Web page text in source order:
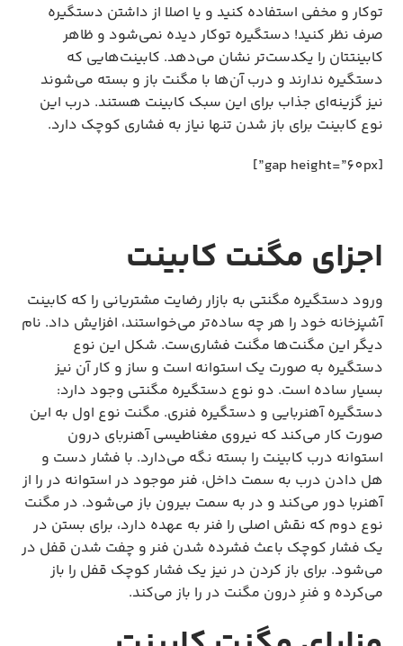
توکار و مخفی استفاده کنید و یا اصلا از داشتن دستگیره
صرف نظر کنید! دستگیره توکار دیده نمی‌شود و ظاهر
کابینتتان را یکدست‌تر نشان می‌دهد. کابینت‌هایی که
دستگیره ندارند و درب آن‌ها با مگنت باز و بسته می‌شوند
نیز گزینه‌ای جذاب برای این سبک کابینت هستند. درب این
نوع کابینت برای باز شدن تنها نیاز به فشاری کوچک دارد.
[gap height=”60px”]
اجزای مگنت کابینت
ورود دستگیره مگنتی به بازار رضایت مشتریانی را که کابینت
آشپزخانه خود را هر چه ساده‌تر می‌خواستند، افزایش داد. نام
دیگر این مگنت‌ها مگنت فشاری‌ست. شکل این نوع
دستگیره به صورت یک استوانه است و ساز و کار آن نیز
بسیار ساده است. دو نوع دستگیره مگنتی وجود دارد:
دستگیره آهنربایی و دستگیره فنری. مگنت نوع اول به این
صورت کار می‌کند که نیروی مغناطیسی آهنربای درون
استوانه درب کابینت را بسته نگه می‌دارد. با فشار دست و
هل دادن درب به سمت داخل، فنر موجود در استوانه در را از
آهنربا دور می‌کند و در به سمت بیرون باز می‌شود. در مگنت
نوع دوم که نقش اصلی را فنر به عهده دارد، برای بستن در
یک فشار کوچک باعث فشرده شدن فنر و چفت شدن قفل در
می‌شود. برای باز کردن در نیز یک فشار کوچک قفل را باز
می‌کرده و فنرِ درون مگنت در را باز می‌کند.